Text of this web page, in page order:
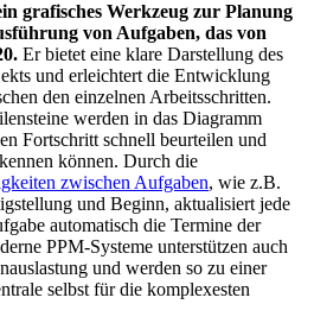
grafisches Werkzeug zur Planung
von Aufgaben, das von
Er bietet eine klare Darstellung des
und erleichtert die Entwicklung
den einzelnen Arbeitsschritten.
werden in das Diagramm
Fortschritt schnell beurteilen und
können. Durch die
zwischen Aufgaben, wie z.B.
und Beginn, aktualisiert jede
automatisch die Termine der
PPM-Systeme unterstützen auch
und werden so zu einer
selbst für die komplexesten